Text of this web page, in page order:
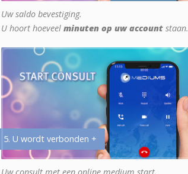
Uw saldo bevestiging.
U hoort hoeveel minuten op uw account staan.
5. U wordt verbonden +